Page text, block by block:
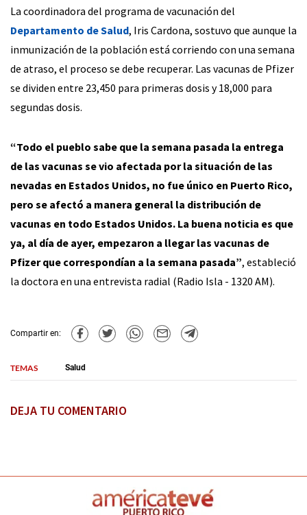
La coordinadora del programa de vacunación del
Departamento de Salud, Iris Cardona, sostuvo que aunque la
inmunización de la población está corriendo con una semana
de atraso, el proceso se debe recuperar. Las vacunas de Pfizer
se dividen entre 23,450 para primeras dosis y 18,000 para
segundas dosis.
“Todo el pueblo sabe que la semana pasada la entrega
de las vacunas se vio afectada por la situación de las
nevadas en Estados Unidos, no fue único en Puerto Rico,
pero se afectó a manera general la distribución de
vacunas en todo Estados Unidos. La buena noticia es que
ya, al día de ayer, empezaron a llegar las vacunas de
Pfizer que correspondían a la semana pasada”, estableció
la doctora en una entrevista radial (Radio Isla - 1320 AM).
Compartir en:
TEMAS Salud
DEJA TU COMENTARIO